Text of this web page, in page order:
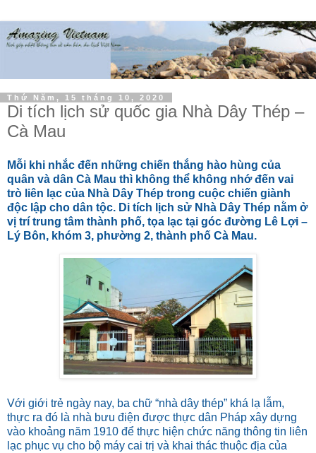
Thứ Năm, 15 tháng 10, 2020
Di tích lịch sử quốc gia Nhà Dây Thép –
Cà Mau
Mỗi khi nhắc đến những chiến thắng hào hùng của
quân và dân Cà Mau thì không thể không nhớ đến vai
trò liên lạc của Nhà Dây Thép trong cuộc chiến giành
độc lập cho dân tộc. Di tích lịch sử Nhà Dây Thép nằm ở
vị trí trung tâm thành phố, tọa lạc tại góc đường Lê Lợi –
Lý Bôn, khóm 3, phường 2, thành phố Cà Mau.
Với giới trẻ ngày nay, ba chữ “nhà dây thép” khá lạ lẫm,
thực ra đó là nhà bưu điện được thực dân Pháp xây dựng
vào khoảng năm 1910 để thực hiện chức năng thông tin liên
lạc phục vụ cho bộ máy cai trị và khai thác thuộc địa của